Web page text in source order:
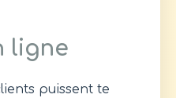
ligne
puissent te